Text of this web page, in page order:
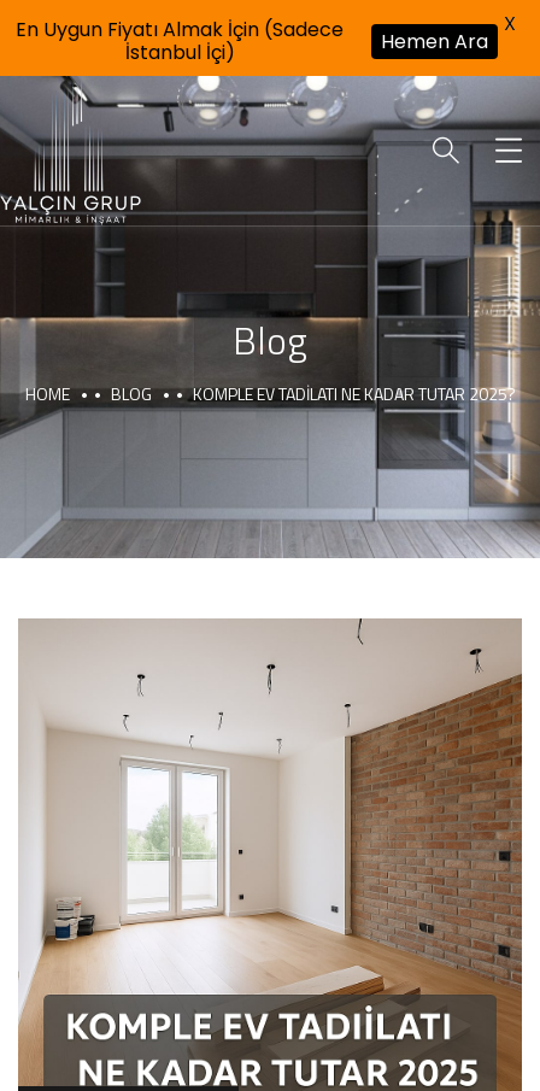
Blog
HOME BLOG KOMPLE EV TADILATI NE KADAR TUTAR 2025?
En Uygun Fiyatı Almak İçin (Sadece
İstanbul İçi)
Hemen Ara
X